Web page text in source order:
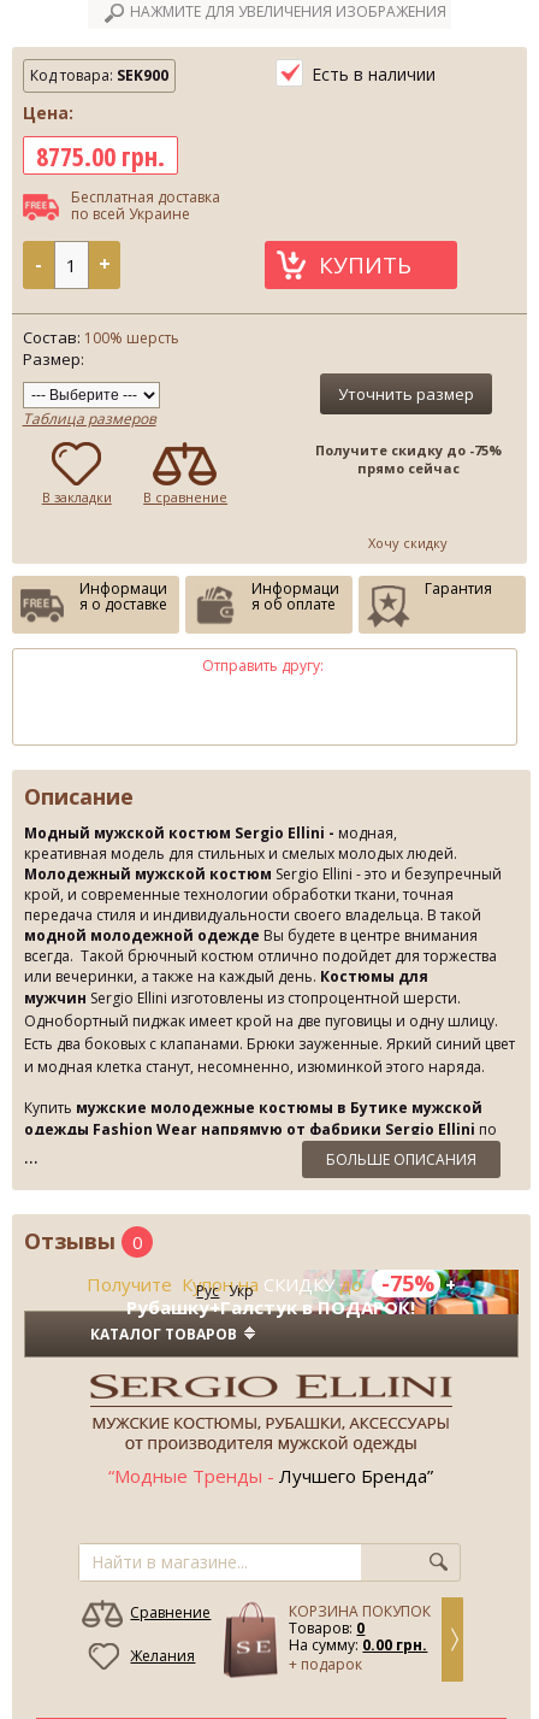
НАЖМИТЕ ДЛЯ УВЕЛИЧЕНИЯ ИЗОБРАЖЕНИЯ
Код товара: SEK900
Есть в наличии
Цена:
8775.00 грн.
Бесплатная доставка
по всей Украине
- + КУПИТЬ
Состав: 100% шерсть
Размер:
Таблица размеров
Уточнить размер
Получите скидку до -75%
прямо сейчас
Хочу скидку
В закладки В сравнение
Информаци
я о доставке
Информаци
я об оплате
Гарантия
Отправить другу:
Описание
Модный мужской костюм Sergio Ellini - модная,
креативная модель для стильных и смелых молодых людей.
Молодежный мужской костюм Sergio Ellini - это и безупречный
крой, и современные технологии обработки ткани, точная
передача стиля и индивидуальности своего владельца. В такой
модной молодежной одежде Вы будете в центре внимания
всегда. Такой брючный костюм отлично подойдет для торжества
или вечеринки, а также на каждый день. Костюмы для
мужчин Sergio Ellini изготовлены из стопроцентной шерсти.
Однобортный пиджак имеет крой на две пуговицы и одну шлицу.
Есть два боковых с клапанами. Брюки зауженные. Яркий синий цвет
и модная клетка станут, несомненно, изюминкой этого наряда.
Купить мужские молодежные костюмы в Бутике мужской
одежды Fashion Wear напрямую от фабрики Sergio Ellini по
БОЛЬШЕ ОПИСАНИЯ
Отзывы
0
Получите Купон на СКИДКУдо -75% +
Рубашку+Галстук в ПОДАРОК!
Рус Укр
КАТАЛОГ ТОВАРОВ
“Модные Тренды - Лучшего Бренда”
КОРЗИНА ПОКУПОК
Товаров: 0
На сумму: 0.00 грн.
+ подарок
Сравнение
Желания